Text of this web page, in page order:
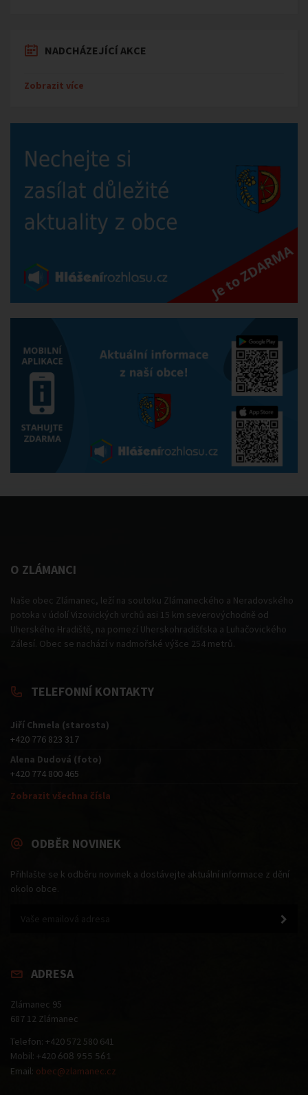
NADCHÁZEJÍCÍ AKCE
Zobrazit více
O ZLÁMANCI
Naše obec Zlámanec, leží na soutoku Zlámaneckého a Neradovského
potoka v údolí Vizovických vrchů asi 15 km severovýchodně od
Uherského Hradiště, na pomezí Uherskohradišťska a Luhačovického
Zálesí. Obec se nachází v nadmořské výšce 254 metrů.
TELEFONNÍ KONTAKTY
Jiří Chmela (starosta)
+420 776 823 317
Alena Dudová (foto)
+420 774 800 465
Zobrazit všechna čísla
ODBĚR NOVINEK
Přihlašte se k odběru novinek a dostávejte aktuální informace z dění
okolo obce.
ADRESA
Zlámanec 95
687 12 Zlámanec
Telefon: +420 572 580 641
Mobil: +420 608 955 561
Email: obec@zlamanec.cz